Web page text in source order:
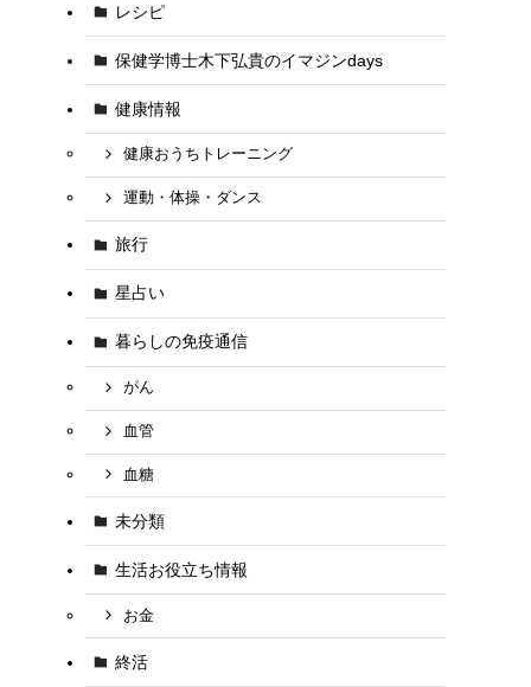
レシピ
保健学博士木下弘貴のイマジンdays
健康情報
健康おうちトレーニング
運動・体操・ダンス
旅行
星占い
暮らしの免疫通信
がん
血管
血糖
未分類
生活お役立ち情報
お金
終活